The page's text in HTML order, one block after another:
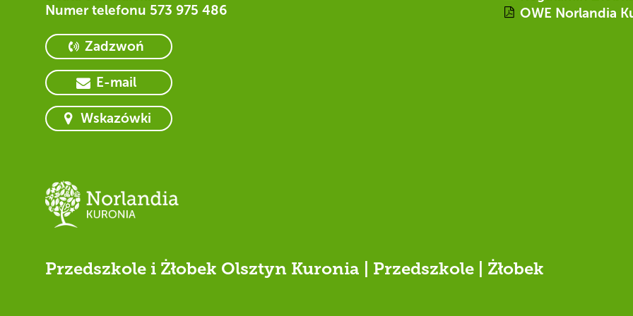
Numer telefonu 573 975 486
Zadzwoń
E-mail
Wskazówki
OWE Norlandia
Przedszkole i Żłobek Olsztyn Kuronia | Przedszkole | Żłobek